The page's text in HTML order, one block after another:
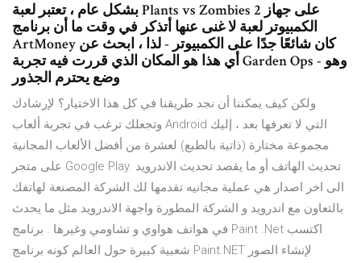
بشكل عام ، تعتبر لعبة Plants vs Zombies 2 على جهاز
الكمبيوتر لعبة لا غنى عنها أتذكر في وقت ما أن برنامج
ArtMoney كان شائعًا جدًا على الكمبيوتر - لذا ، ابحث عن
أي هذا هو المكان الذي قررت فيه تجربة Garden Ops - وهو
وضع يحترم الجذور
ولكن كيف يمكننا أن نجد طريقنا في كل هذا الاختيار؟ لإرشادك
وتجعلك ترغب في تجربة ألعاب Android التي لا تعرفها بعد ، إليك
مجموعة مختارة (ذاتية بالطبع) لعشرة من أفضل الألعاب المجانية
على متجر Google Play. تحديث الهاتف أو ما يقصد تحديث الاندرويد
الى اخر اصدار هي عملية مجانيه تقدمها لك الشركة المصنعة لهاتفك
بالتعاون مع اندرويد و الشركة المطورة واجهة الاندرويد مثل ما يحدث
في هواتف هواوي و تشاومي وغيرها . برنامج Paint .Net اكتسب
شعبية كبيرة حول العالم كونه برنامج Paint.NET لإنشاء الصور